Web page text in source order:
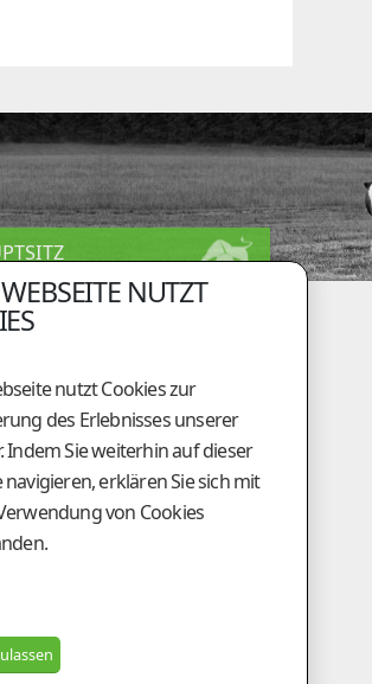
NUTZT
nutzt Cookies zur
des Erlebnisses unserer
Indem Sie weiterhin auf dieser
navigieren, erklären Sie sich mit
von Cookies
1
Bergland
(0)50 / 259 - 49000
Tieberhof 6
(0)3112 / 5924